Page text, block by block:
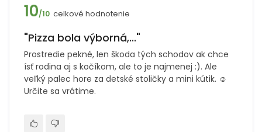
10/10 celkové hodnotenie
"Pizza bola výborná,..."
Prostredie pekné, len škoda tých schodov ak chce
ísť rodina aj s kočíkom, ale to je najmenej :). Ale
veľký palec hore za detské stoličky a mini kútik. ☺️
Určite sa vrátime.